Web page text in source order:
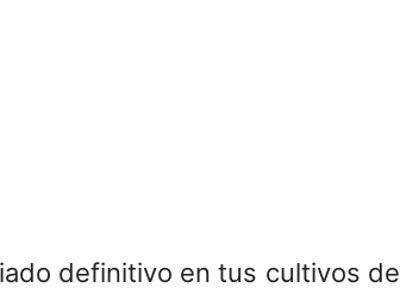
definitivo en tus cultivos de